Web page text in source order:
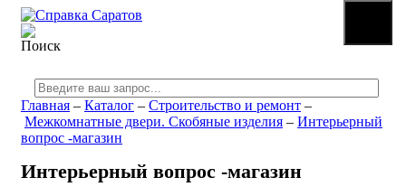
Главная – Каталог – Строительство и ремонт –
Межкомнатные двери. Скобяные изделия – Интерьерный
вопрос -магазин
Интерьерный вопрос -магазин